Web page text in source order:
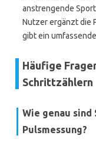
anstrengende
Nutzer ergänzt die
gibt ein
Häufige
Schrittzählern
Wie genau
Pulsmessung?